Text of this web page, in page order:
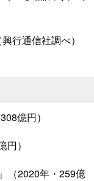
行通信社調べ）
億円）
）
（2020年・259億